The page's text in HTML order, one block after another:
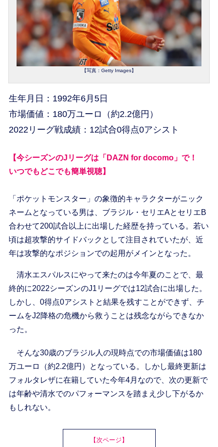
【写真：Getty Images】
生年月日：1992年6月5日
市場価値：180万ユーロ（約2.2億円）
2022リーグ戦成績：12試合0得点0アシスト
【今シーズンのJリーグは「DAZN for docomo」で！
いつでもどこでも簡単視聴】
「ポケットモンスター」の象徴的キャラクターがニック
ネームとなっている男は、ブラジル・セリエAとセリエB
合わせて200試合以上に出場した経歴を持っている。若い
頃は超攻撃的サイドバックとして注目されていたが、近
年は攻撃的なポジションでの起用がメインとなった。
清水エスパルスにやって来たのは今年夏のことで、最
終的に2022シーズンのJ1リーグでは12試合に出場した。
しかし、0得点0アシストと結果を残すことができず、チ
ームをJ2降格の危機から救うことは残念ながらできなか
った。
そんな30歳のブラジル人の現時点での市場価値は180
万ユーロ（約2.2億円）となっている。しかし最終更新は
フォルタレザに在籍していた今年4月なので、次の更新で
は年齢や清水でのパフォーマンスを踏まえ少し下がるか
もしれない。
【次ページ】